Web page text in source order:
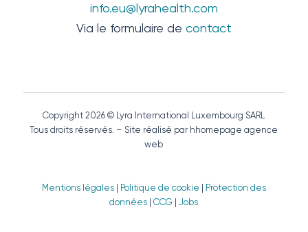
info.eu@lyrahealth.com
Via le formulaire de contact
Copyright 2026 © Lyra International Luxembourg SARL
Tous droits réservés. – Site réalisé par hhomepage agence
web
Mentions légales| Politique de cookie
Protection des
données |CCG |Jobs